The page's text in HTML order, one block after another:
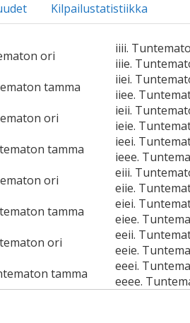
Kilpailustatistiikka
ori
iiii.
iiie.
tamma
iiei.
iiee.
ori
ieii.
ieie.
tamma
ieei.
ieee.
ori
eiii.
eiie.
tamma
eiei.
eiee.
ori
eeii.
eeie.
tamma
eeei.
eeee.